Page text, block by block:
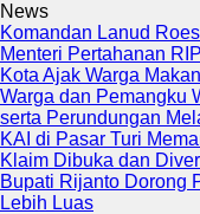
News
Komandan Lanud
Menteri Pertahanan RI
Kota Ajak Warga
Warga dan Pemangku
serta Perundungan
KAI di Pasar Turi
Klaim Dibuka dan
Bupati Rijanto Dorong
Lebih Luas